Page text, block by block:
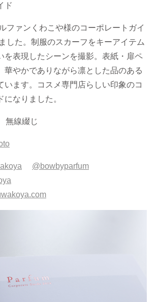
ド
ファンくわこや様のコーポレートガイ
した。制服のスカーフをキーアイテム
を表現したシーンを撮影。表紙・扉ペ
華やかでありながら凛とした品のある
います。コスメ専門店らしい印象のコ
なりました。
無線綴じ
@bowbyparfum